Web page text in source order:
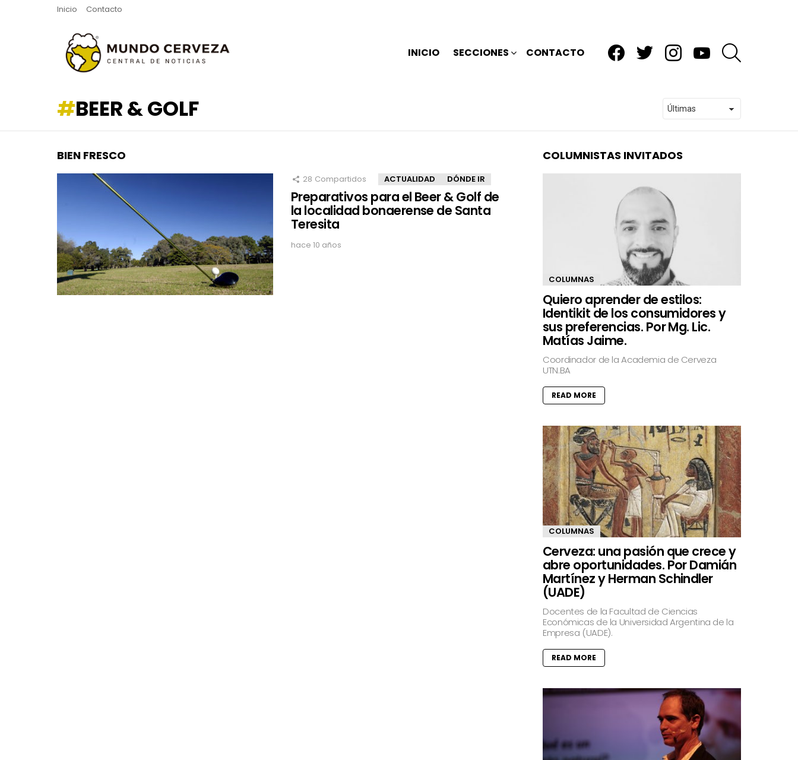
Inicio Contacto
INICIO SECCIONES CONTACTO
BEER & GOLF
BIEN FRESCO
28 Compartidos ACTUALIDAD DÓNDE IR
Preparativos para el Beer & Golf de
la localidad bonaerense de Santa
Teresita
hace 10 años
COLUMNISTAS INVITADOS
COLUMNAS
Quiero aprender de estilos:
Identikit de los consumidores y
sus preferencias. Por Mg. Lic.
Matías Jaime.
Coordinador de la Academia de Cerveza
UTN.BA
READ MORE
COLUMNAS
Cerveza: una pasión que crece y
abre oportunidades. Por Damián
Martínez y Herman Schindler
(UADE)
Docentes de la Facultad de Ciencias
Económicas de la Universidad Argentina de la
Empresa (UADE).
READ MORE